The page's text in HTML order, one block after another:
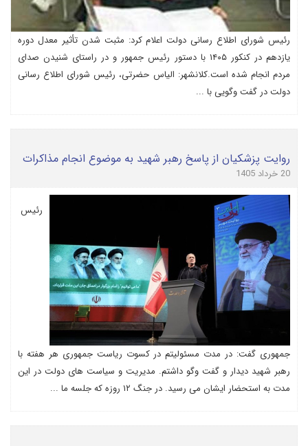
رئیس شورای اطلاع رسانی دولت اعلام کرد: مثبت شدن تأثیر معدل دوره
یازدهم در کنکور ۱۴۰۵ با دستور رئیس جمهور و در راستای شنیدن صدای
مردم انجام شده است.کلانشهر: الیاس حضرتی، رئیس شورای اطلاع رسانی
دولت در گفت وگویی با ...
روایت پزشکیان از پاسخ رهبر شهید به موضوع انجام مذاکرات
20 خرداد 1405
رئیس
جمهوری گفت: در مدت مسئولیتم در کسوت ریاست جمهوری هر هفته با
رهبر شهید دیدار و گفت وگو داشتم. مدیریت و سیاست های دولت در این
مدت به استحضار ایشان می رسید. در جنگ ۱۲ روزه که جلسه ما ...